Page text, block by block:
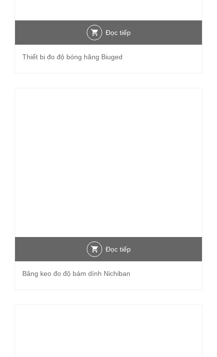
Đọc tiếp
Thiết bị đo độ bóng hãng Biuged
Đọc tiếp
Băng keo đo độ bám dính Nichiban